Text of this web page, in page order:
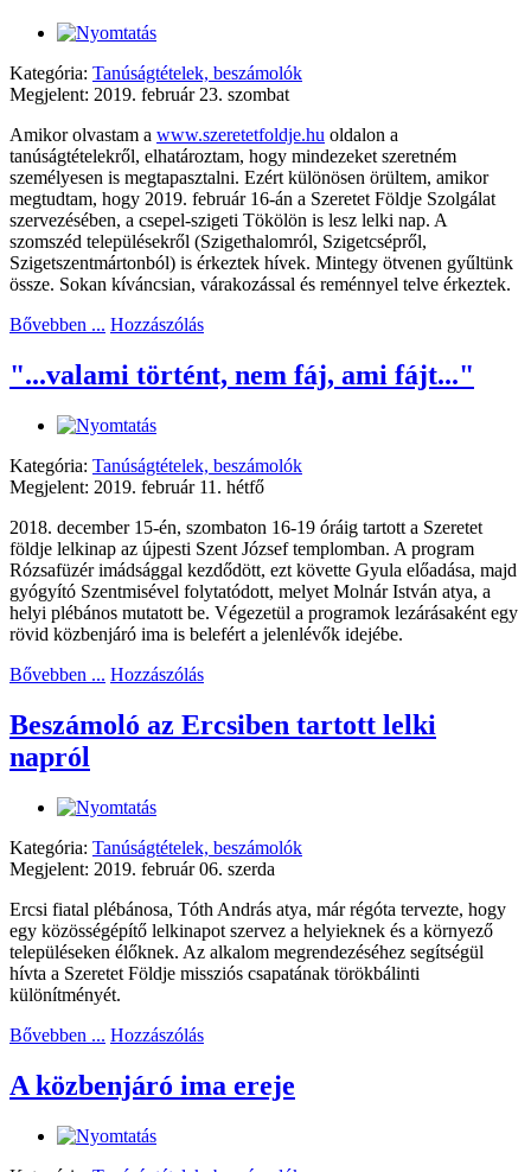
Kategória: Tanúságtételek, beszámolók
Megjelent: 2019. február 23. szombat
Amikor olvastam a www.szeretetfoldje.hu oldalon a
tanúságtételekről, elhatároztam, hogy mindezeket szeretném
személyesen is megtapasztalni. Ezért különösen örültem, amikor
megtudtam, hogy 2019. február 16-án a Szeretet Földje Szolgálat
szervezésében, a csepel-szigeti Tökölön is lesz lelki nap. A
szomszéd településekről (Szigethalomról, Szigetcsépről,
Szigetszentmártonból) is érkeztek hívek. Mintegy ötvenen gyűltünk
össze. Sokan kíváncsian, várakozással és reménnyel telve érkeztek.
Bővebben ... Hozzászólás
"...valami történt, nem fáj, ami fájt..."
Kategória: Tanúságtételek, beszámolók
Megjelent: 2019. február 11. hétfő
2018. december 15-én, szombaton 16-19 óráig tartott a Szeretet
földje lelkinap az újpesti Szent József templomban. A program
Rózsafüzér imádsággal kezdődött, ezt követte Gyula előadása, majd
gyógyító Szentmisével folytatódott, melyet Molnár István atya, a
helyi plébános mutatott be. Végezetül a programok lezárásaként egy
rövid közbenjáró ima is belefért a jelenlévők idejébe.
Bővebben ... Hozzászólás
Beszámoló az Ercsiben tartott lelki
napról
Kategória: Tanúságtételek, beszámolók
Megjelent: 2019. február 06. szerda
Ercsi fiatal plébánosa, Tóth András atya, már régóta tervezte, hogy
egy közösségépítő lelkinapot szervez a helyieknek és a környező
településeken élőknek. Az alkalom megrendezéséhez segítségül
hívta a Szeretet Földje missziós csapatának törökbálinti
különítményét.
Bővebben ... Hozzászólás
A közbenjáró ima ereje